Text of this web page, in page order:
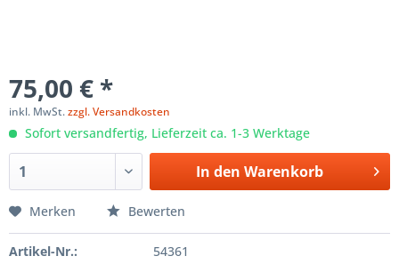
75,00 € *
inkl. MwSt.zzgl. Versandkosten
Sofort versandfertig, Lieferzeit ca. 1-3 Werktage
In den Warenkorb
Merken Bewerten
Artikel-Nr.: 54361